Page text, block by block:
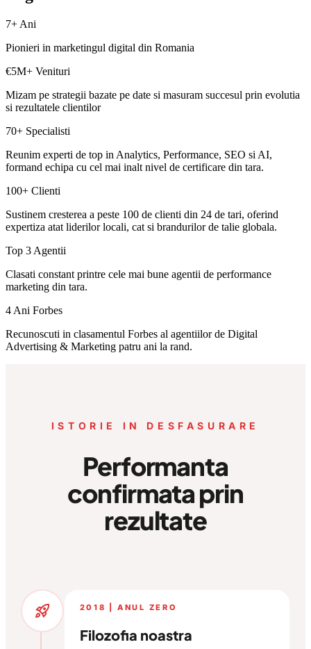
7+ Ani
Pionieri in marketingul digital din Romania
€5M+ Venituri
Mizam pe strategii bazate pe date si masuram succesul prin evolutia
si rezultatele clientilor
70+ Specialisti
Reunim experti de top in Analytics, Performance, SEO si AI,
formand echipa cu cel mai inalt nivel de certificare din tara.
100+ Clienti
Sustinem cresterea a peste 100 de clienti din 24 de tari, oferind
expertiza atat liderilor locali, cat si brandurilor de talie globala.
Top 3 Agentii
Clasati constant printre cele mai bune agentii de performance
marketing din tara.
4 Ani Forbes
Recunoscuti in clasamentul Forbes al agentiilor de Digital
Advertising & Marketing patru ani la rand.
ISTORIE IN DESFASURARE
Performanta
confirmata prin
rezultate
rocket_launch 2018 | ANUL ZERO
Filozofia noastra